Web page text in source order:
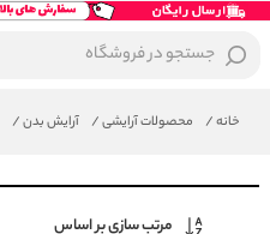
جستجو در فروشگاه
خانه/ محصولات آرایشی/ آرایش بدن/
مرتب سازی بر اساس